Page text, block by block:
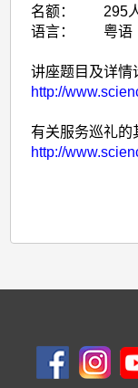
名额：
295
语言：
粤语
讲座题目及详情
http://
有关服务巡礼的
http://